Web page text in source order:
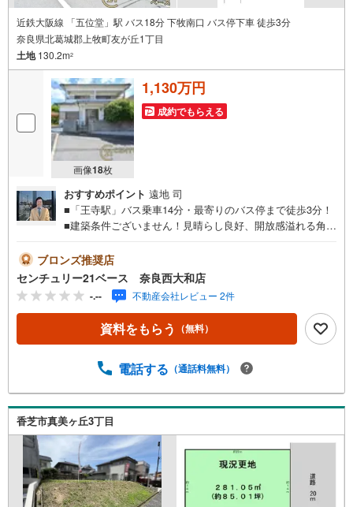
近鉄大阪線 「五位堂」駅 バス18分 下牧南口 バス停下車 徒歩3分
奈良県北葛城郡上牧町友が丘1丁目
土地130.2m2
画像18枚
1,130万円
成約でもらえる
おすすめポイント 遠地 司
■「王寺駅」バス乗車14分・最寄りのバス停まで徒歩3分！
■建築条件ございません！見晴らし良好、開放感溢れる角
事終わりのお時間でもご見学可！・今から見たい！という
お声にもご対応できます！◇住宅ローンもお任せくださ
い！◇・提携銀行多数あり（地方銀行・都市銀行・信用金
庫etc）・優遇後適用金利 0.875％～（審査内容により異な
ります）--- ◇◇ Yahoo！不動産キャンペーン対象店舗 ◇◇
----当店で物件を成約いただくとPayPayボーナスライトが
象になります。「資料をもらう」「見学予約をする」から
のうえお問い合わせください。-----------------------------
ブロンズ推奨店
センチュリー21ベース 奈良西大和店
-.-- 不動産会社レビュー 2件
資料をもらう （無料）
電話する （通話料無料）
香芝市真美ヶ丘3丁目